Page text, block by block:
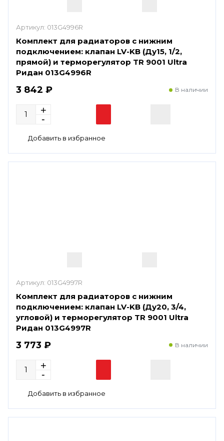
Артикул: 013G4996R
Комплект для радиаторов с нижним
подключением: клапан LV-KB (Ду15, 1/2,
прямой) и терморегулятор TR 9001 Ultra
Ридан 013G4996R
3 842 ₽ В наличии
Артикул: 013G4997R
Комплект для радиаторов с нижним
подключением: клапан LV-KB (Ду20, 3/4,
угловой) и терморегулятор TR 9001 Ultra
Ридан 013G4997R
3 773 ₽ В наличии